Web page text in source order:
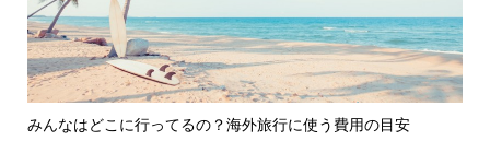
みんなはどこに行ってるの？海外旅行に使う費用の目安